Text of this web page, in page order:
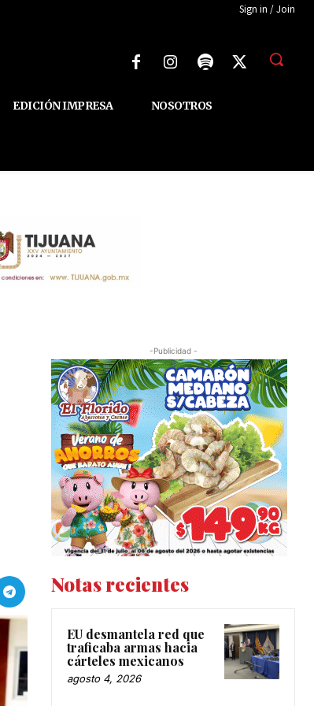
Sign in / Join
EDICIÓN IMPRESA NOSOTROS
-Publicidad -
Notas recientes
EU desmantela red que
traficaba armas hacia
cárteles mexicanos
agosto 4, 2026